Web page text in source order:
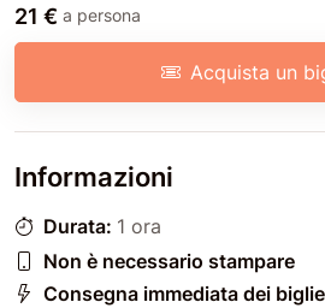
21 € a persona
Acquista un
Informazioni
Durata: 1 ora
Non è necessario stampare
Consegna immediata dei